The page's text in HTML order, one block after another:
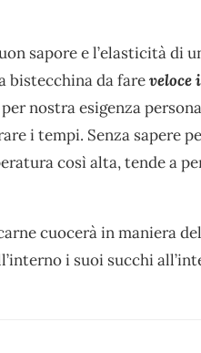
sapore e l’elasticità di
bistecchina da fareveloce
nostra esigenza
i tempi. Senza sapere
così alta, tende a
cuocerà in maniera
i suoi succhi